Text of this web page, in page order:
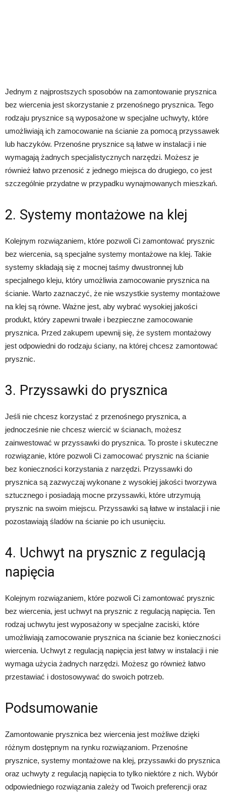
Jednym z najprostszych sposobów na zamontowanie prysznica
bez wiercenia jest skorzystanie z przenośnego prysznica. Tego
rodzaju prysznice są wyposażone w specjalne uchwyty, które
umożliwiają ich zamocowanie na ścianie za pomocą przyssawek
lub haczyków. Przenośne prysznice są łatwe w instalacji i nie
wymagają żadnych specjalistycznych narzędzi. Możesz je
również łatwo przenosić z jednego miejsca do drugiego, co jest
szczególnie przydatne w przypadku wynajmowanych mieszkań.
2. Systemy montażowe na klej
Kolejnym rozwiązaniem, które pozwoli Ci zamontować prysznic
bez wiercenia, są specjalne systemy montażowe na klej. Takie
systemy składają się z mocnej taśmy dwustronnej lub
specjalnego kleju, który umożliwia zamocowanie prysznica na
ścianie. Warto zaznaczyć, że nie wszystkie systemy montażowe
na klej są równe. Ważne jest, aby wybrać wysokiej jakości
produkt, który zapewni trwałe i bezpieczne zamocowanie
prysznica. Przed zakupem upewnij się, że system montażowy
jest odpowiedni do rodzaju ściany, na której chcesz zamontować
prysznic.
3. Przyssawki do prysznica
Jeśli nie chcesz korzystać z przenośnego prysznica, a
jednocześnie nie chcesz wiercić w ścianach, możesz
zainwestować w przyssawki do prysznica. To proste i skuteczne
rozwiązanie, które pozwoli Ci zamocować prysznic na ścianie
bez konieczności korzystania z narzędzi. Przyssawki do
prysznica są zazwyczaj wykonane z wysokiej jakości tworzywa
sztucznego i posiadają mocne przyssawki, które utrzymują
prysznic na swoim miejscu. Przyssawki są łatwe w instalacji i nie
pozostawiają śladów na ścianie po ich usunięciu.
4. Uchwyt na prysznic z regulacją
napięcia
Kolejnym rozwiązaniem, które pozwoli Ci zamontować prysznic
bez wiercenia, jest uchwyt na prysznic z regulacją napięcia. Ten
rodzaj uchwytu jest wyposażony w specjalne zaciski, które
umożliwiają zamocowanie prysznica na ścianie bez konieczności
wiercenia. Uchwyt z regulacją napięcia jest łatwy w instalacji i nie
wymaga użycia żadnych narzędzi. Możesz go również łatwo
przestawiać i dostosowywać do swoich potrzeb.
Podsumowanie
Zamontowanie prysznica bez wiercenia jest możliwe dzięki
różnym dostępnym na rynku rozwiązaniom. Przenośne
prysznice, systemy montażowe na klej, przyssawki do prysznica
oraz uchwyty z regulacją napięcia to tylko niektóre z nich. Wybór
odpowiedniego rozwiązania zależy od Twoich preferencji oraz